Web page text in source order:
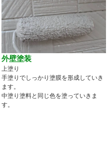
外壁塗装
上塗り
手塗りでしっかり塗膜を形成していき
ます。
中塗り塗料と同じ色を塗っていきま
す。